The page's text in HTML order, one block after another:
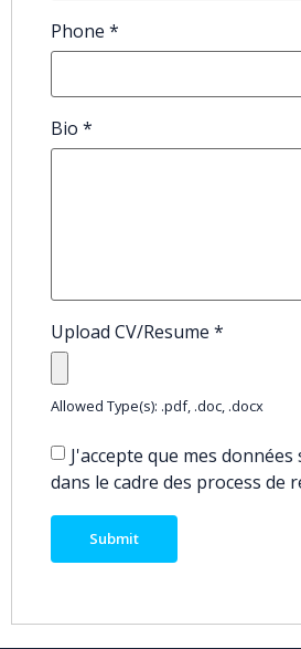
Phone *
Bio *
Upload CV/Resume *
Allowed Type(s): .pdf, .doc, .docx
J'accepte que mes
dans le cadre des process de